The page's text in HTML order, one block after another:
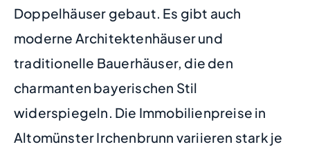
Doppelhäuser gebaut. Es gibt auch
moderne Architektenhäuser und
traditionelle Bauerhäuser, die den
charmanten bayerischen Stil
widerspiegeln. Die Immobilienpreise in
Altomünster Irchenbrunn variieren stark je